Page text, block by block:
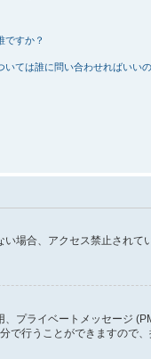
ですか？
ては誰に問い合わせればいい
場合、アクセス禁止されて
プライベートメッセージ
行うことができますので